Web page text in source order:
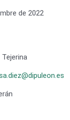
de 2022